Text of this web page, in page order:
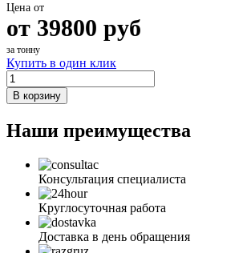
Цена от
от 39800 руб
за тонну
Купить в один клик
В корзину
Наши преимущества
Консультация специалиста
Круглосуточная работа
Доставка в день обращения